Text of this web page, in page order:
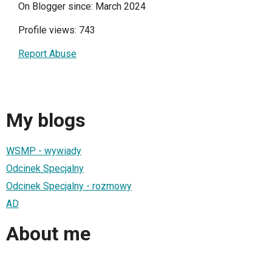
On Blogger since: March 2024
Profile views: 743
Report Abuse
My blogs
WSMP - wywiady
Odcinek Specjalny
Odcinek Specjalny - rozmowy
AD
About me